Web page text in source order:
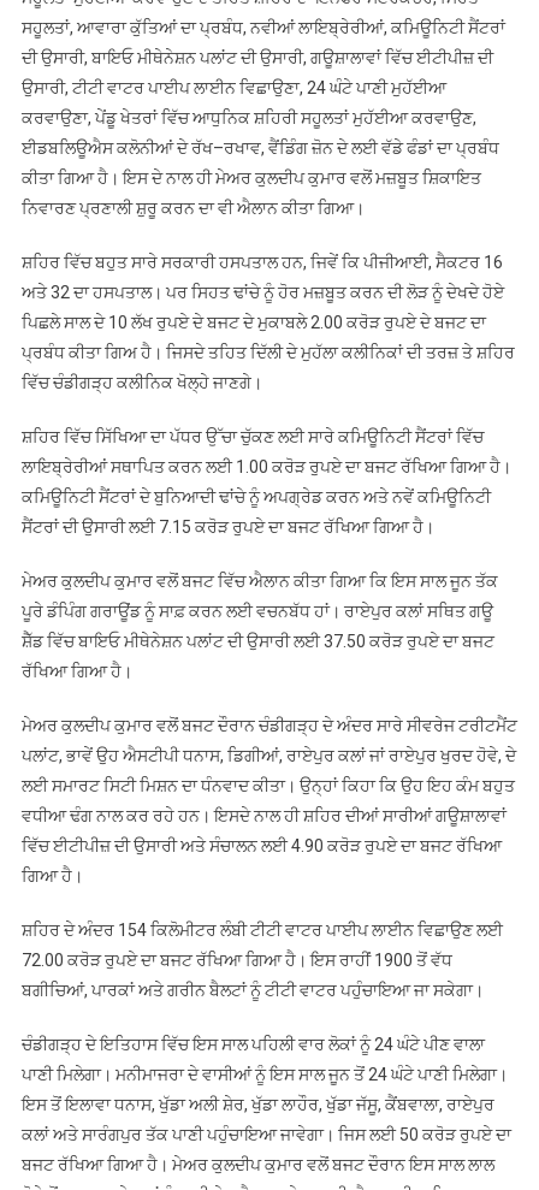
ਸਹੂਲਤਾਂ, ਆਵਾਰਾ ਕੁੱਤਿਆਂ ਦਾ ਪ੍ਰਬੰਧ, ਨਵੀਆਂ ਲਾਇਬ੍ਰੇਰੀਆਂ, ਕਮਿਊਨਿਟੀ ਸੈਂਟਰਾਂ
ਦੀ ਉਸਾਰੀ, ਬਾਇਓ ਮੀਥੇਨੇਸ਼ਨ ਪਲਾਂਟ ਦੀ ਉਸਾਰੀ, ਗਊਸ਼ਾਲਾਵਾਂ ਵਿੱਚ ਈਟੀਪੀਜ਼ ਦੀ
ਉਸਾਰੀ, ਟੀਟੀ ਵਾਟਰ ਪਾਈਪ ਲਾਈਨ ਵਿਛਾਉਣਾ, 24 ਘੰਟੇ ਪਾਣੀ ਮੁਹੱਈਆ
ਕਰਵਾਉਣਾ, ਪੇਂਡੂ ਖੇਤਰਾਂ ਵਿੱਚ ਆਧੁਨਿਕ ਸ਼ਹਿਰੀ ਸਹੂਲਤਾਂ ਮੁਹੱਈਆ ਕਰਵਾਉਣ,
ਈਡਬਲਿਊਐਸ ਕਲੋਨੀਆਂ ਦੇ ਰੱਖ–ਰਖਾਵ, ਵੈਂਡਿੰਗ ਜ਼ੋਨ ਦੇ ਲਈ ਵੱਡੇ ਫੰਡਾਂ ਦਾ ਪ੍ਰਬੰਧ
ਕੀਤਾ ਗਿਆ ਹੈ। ਇਸ ਦੇ ਨਾਲ ਹੀ ਮੇਅਰ ਕੁਲਦੀਪ ਕੁਮਾਰ ਵਲੋਂ ਮਜ਼ਬੂਤ ਸ਼ਿਕਾਇਤ
ਨਿਵਾਰਣ ਪ੍ਰਣਾਲੀ ਸ਼ੁਰੂ ਕਰਨ ਦਾ ਵੀ ਐਲਾਨ ਕੀਤਾ ਗਿਆ।
ਸ਼ਹਿਰ ਵਿੱਚ ਬਹੁਤ ਸਾਰੇ ਸਰਕਾਰੀ ਹਸਪਤਾਲ ਹਨ, ਜਿਵੇਂ ਕਿ ਪੀਜੀਆਈ, ਸੈਕਟਰ 16
ਅਤੇ 32 ਦਾ ਹਸਪਤਾਲ। ਪਰ ਸਿਹਤ ਢਾਂਚੇ ਨੂੰ ਹੋਰ ਮਜ਼ਬੂਤ ਕਰਨ ਦੀ ਲੋੜ ਨੂੰ ਦੇਖਦੇ ਹੋਏ
ਪਿਛਲੇ ਸਾਲ ਦੇ 10 ਲੱਖ ਰੁਪਏ ਦੇ ਬਜਟ ਦੇ ਮੁਕਾਬਲੇ 2.00 ਕਰੋੜ ਰੁਪਏ ਦੇ ਬਜਟ ਦਾ
ਪ੍ਰਬੰਧ ਕੀਤਾ ਗਿਅ ਹੈ। ਜਿਸਦੇ ਤਹਿਤ ਦਿੱਲੀ ਦੇ ਮੁਹੱਲਾ ਕਲੀਨਿਕਾਂ ਦੀ ਤਰਜ਼ ਤੇ ਸ਼ਹਿਰ
ਵਿੱਚ ਚੰਡੀਗੜ੍ਹ ਕਲੀਨਿਕ ਖੋਲ੍ਹੇ ਜਾਣਗੇ।
ਸ਼ਹਿਰ ਵਿੱਚ ਸਿੱਖਿਆ ਦਾ ਪੱਧਰ ਉੱਚਾ ਚੁੱਕਣ ਲਈ ਸਾਰੇ ਕਮਿਊਨਿਟੀ ਸੈਂਟਰਾਂ ਵਿੱਚ
ਲਾਇਬ੍ਰੇਰੀਆਂ ਸਥਾਪਿਤ ਕਰਨ ਲਈ 1.00 ਕਰੋੜ ਰੁਪਏ ਦਾ ਬਜਟ ਰੱਖਿਆ ਗਿਆ ਹੈ।
ਕਮਿਊਨਿਟੀ ਸੈਂਟਰਾਂ ਦੇ ਬੁਨਿਆਦੀ ਢਾਂਚੇ ਨੂੰ ਅਪਗ੍ਰੇਡ ਕਰਨ ਅਤੇ ਨਵੇਂ ਕਮਿਊਨਿਟੀ
ਸੈਂਟਰਾਂ ਦੀ ਉਸਾਰੀ ਲਈ 7.15 ਕਰੋੜ ਰੁਪਏ ਦਾ ਬਜਟ ਰੱਖਿਆ ਗਿਆ ਹੈ।
ਮੇਅਰ ਕੁਲਦੀਪ ਕੁਮਾਰ ਵਲੋਂ ਬਜਟ ਵਿੱਚ ਐਲਾਨ ਕੀਤਾ ਗਿਆ ਕਿ ਇਸ ਸਾਲ ਜੂਨ ਤੱਕ
ਪੂਰੇ ਡੰਪਿੰਗ ਗਰਾਊਂਡ ਨੂੰ ਸਾਫ਼ ਕਰਨ ਲਈ ਵਚਨਬੱਧ ਹਾਂ। ਰਾਏਪੁਰ ਕਲਾਂ ਸਥਿਤ ਗਊ
ਸ਼ੈੱਡ ਵਿੱਚ ਬਾਇਓ ਮੀਥੇਨੇਸ਼ਨ ਪਲਾਂਟ ਦੀ ਉਸਾਰੀ ਲਈ 37.50 ਕਰੋੜ ਰੁਪਏ ਦਾ ਬਜਟ
ਰੱਖਿਆ ਗਿਆ ਹੈ।
ਮੇਅਰ ਕੁਲਦੀਪ ਕੁਮਾਰ ਵਲੋਂ ਬਜਟ ਦੌਰਾਨ ਚੰਡੀਗੜ੍ਹ ਦੇ ਅੰਦਰ ਸਾਰੇ ਸੀਵਰੇਜ ਟਰੀਟਮੈਂਟ
ਪਲਾਂਟ, ਭਾਵੇਂ ਉਹ ਐਸਟੀਪੀ ਧਨਾਸ, ਡਿਗੀਆਂ, ਰਾਏਪੁਰ ਕਲਾਂ ਜਾਂ ਰਾਏਪੁਰ ਖੁਰਦ ਹੋਵੇ, ਦੇ
ਲਈ ਸਮਾਰਟ ਸਿਟੀ ਮਿਸ਼ਨ ਦਾ ਧੰਨਵਾਦ ਕੀਤਾ। ਉਨ੍ਹਾਂ ਕਿਹਾ ਕਿ ਉਹ ਇਹ ਕੰਮ ਬਹੁਤ
ਵਧੀਆ ਢੰਗ ਨਾਲ ਕਰ ਰਹੇ ਹਨ। ਇਸਦੇ ਨਾਲ ਹੀ ਸ਼ਹਿਰ ਦੀਆਂ ਸਾਰੀਆਂ ਗਊਸ਼ਾਲਾਵਾਂ
ਵਿੱਚ ਈਟੀਪੀਜ਼ ਦੀ ਉਸਾਰੀ ਅਤੇ ਸੰਚਾਲਨ ਲਈ 4.90 ਕਰੋੜ ਰੁਪਏ ਦਾ ਬਜਟ ਰੱਖਿਆ
ਗਿਆ ਹੈ।
ਸ਼ਹਿਰ ਦੇ ਅੰਦਰ 154 ਕਿਲੋਮੀਟਰ ਲੰਬੀ ਟੀਟੀ ਵਾਟਰ ਪਾਈਪ ਲਾਈਨ ਵਿਛਾਉਣ ਲਈ
72.00 ਕਰੋੜ ਰੁਪਏ ਦਾ ਬਜਟ ਰੱਖਿਆ ਗਿਆ ਹੈ। ਇਸ ਰਾਹੀਂ 1900 ਤੋਂ ਵੱਧ
ਬਗੀਚਿਆਂ, ਪਾਰਕਾਂ ਅਤੇ ਗਰੀਨ ਬੈਲਟਾਂ ਨੂੰ ਟੀਟੀ ਵਾਟਰ ਪਹੁੰਚਾਇਆ ਜਾ ਸਕੇਗਾ।
ਚੰਡੀਗੜ੍ਹ ਦੇ ਇਤਿਹਾਸ ਵਿੱਚ ਇਸ ਸਾਲ ਪਹਿਲੀ ਵਾਰ ਲੋਕਾਂ ਨੂੰ 24 ਘੰਟੇ ਪੀਣ ਵਾਲਾ
ਪਾਣੀ ਮਿਲੇਗਾ। ਮਨੀਮਾਜਰਾ ਦੇ ਵਾਸੀਆਂ ਨੂੰ ਇਸ ਸਾਲ ਜੂਨ ਤੋਂ 24 ਘੰਟੇ ਪਾਣੀ ਮਿਲੇਗਾ।
ਇਸ ਤੋਂ ਇਲਾਵਾ ਧਨਾਸ, ਖੁੱਡਾ ਅਲੀ ਸ਼ੇਰ, ਖੁੱਡਾ ਲਾਹੌਰ, ਖੁੱਡਾ ਜੱਸੂ, ਕੈਂਬਵਾਲਾ, ਰਾਏਪੁਰ
ਕਲਾਂ ਅਤੇ ਸਾਰੰਗਪੁਰ ਤੱਕ ਪਾਣੀ ਪਹੁੰਚਾਇਆ ਜਾਵੇਗਾ। ਜਿਸ ਲਈ 50 ਕਰੋੜ ਰੁਪਏ ਦਾ
ਬਜਟ ਰੱਖਿਆ ਗਿਆ ਹੈ। ਮੇਅਰ ਕੁਲਦੀਪ ਕੁਮਾਰ ਵਲੋਂ ਬਜਟ ਦੌਰਾਨ ਇਸ ਸਾਲ ਲਾਲ